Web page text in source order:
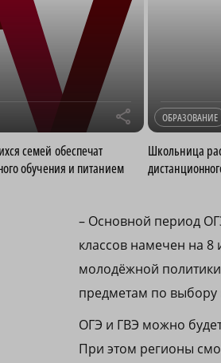
r
семей обеспечат
обучения и питанием
ОБРАЗОВАНИЕ
Школьница
– Основной период
классов намечен на 8
молодёжной
предметам по выбору
ОГЭ и ГВЭ можно
При этом регионы